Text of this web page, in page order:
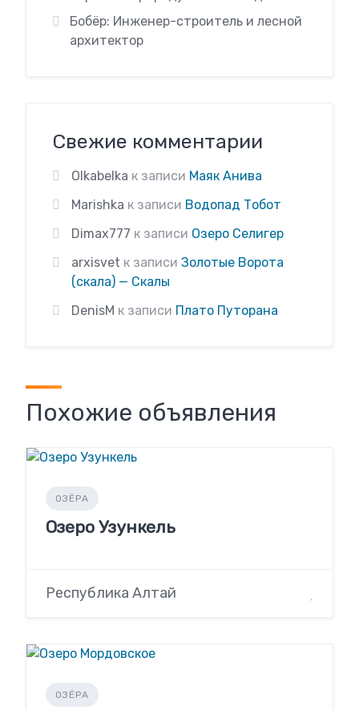
Бобёр: Инженер-строитель и лесной
архитектор
Свежие комментарии
Olkabelka к записи Маяк Анива
Marishka к записи Водопад Тобот
Dimax777 к записи Озеро Селигер
arxisvet к записи Золотые Ворота
(скала) — Скалы
DenisM к записи Плато Путорана
Похожие объявления
ОЗЁРА
Озеро Узункель
Республика Алтай
ОЗЁРА